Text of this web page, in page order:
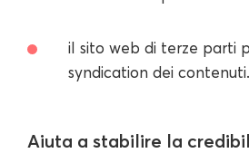
il sito web di terze parti
syndication dei contenuti.
Aiuta a stabilire la